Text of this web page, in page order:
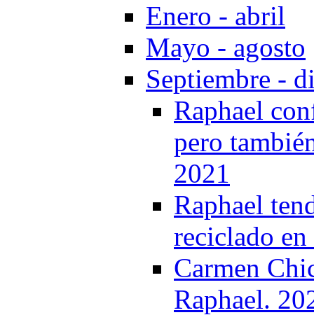
Enero - abril
Mayo - agosto
Septiembre -
Raphael
pero
2021
Raphael
reciclado
Carmen
Raphael.